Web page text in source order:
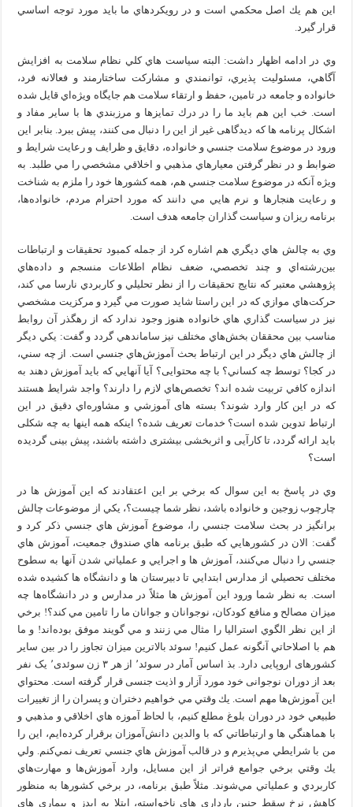
اين هم يك اصل محكمي است و در رويكردهاي ما بايد مورد توجه اساسي
قرار گیرد.
وي در ادامه اظهار داشت: البته سياست‌ هاي كلي نظام سلامت به افزايش
آگاهي، مسئوليت پذيري، توانمندي و مشاركت ساختارمند و فعالانه فرد،
خانواده و جامعه در تامين، حفظ و ارتقاء سلامت هم جايگاه ويژه‌اي قايل شده
است. خب اين هم بايد ما را در درك تمايزها و مرزبندي‌ ها با سایر مفاد و
اشکال پرنامه ها که دیدگاهی غیر از این را دنبال می کنند، پيش ببرد. بنابر اين
ورود در موضوع سلامت جنسي و خانواده، دقايق و ظرايف و رعايت شرايط و
ضوابط و در نظر گرفتن معيارهاي مذهبي و اخلاقي مشخصي را مي‌ طلبد. به
ويژه آنکه در موضوع سلامت جنسي هم، همه كشورها خود را ملزم به شناخت
و رعايت هنجارها و نرم‌ هايي مي‌ دانند كه مورد احترام مردم، خانواده‌ها،
برنامه‌ ريزان و سياست گذاران جامعه هدف است.
وي به چالش‌ هاي ديگري هم اشاره كرد از جمله كمبود تحقيقات و ارتباطات
بين‌رشته‌اي و چند تخصصي، ضعف نظام اطلاعات منسجم و داده‌هاي
پژوهشي معتبر كه نتايج تحقيقات را از نظر تحليلي و كاربردي نارسا مي‌ كند،
حركت‌هاي موازي كه در اين راستا شايد صورت مي‌ گيرد و مركزيت مشخصي
نيز در سياست‌ گذاري‌ هاي خانواده هنوز وجود ندارد كه از رهگذر آن روابط
مناسب بين محققان بخش‌هاي مختلف نيز ساماندهي گردد و گفت: يكي ديگر
از چالش‌ هاي ديگر در اين ارتباط بحث آموزش‌هاي جنسي است. از چه سني،
در كجا؟ توسط چه كساني؟ با چه محتوایی؟ آيا آنهايي كه بايد آموزش دهند به
اندازه كافي تربیت شده اند؟ تخصص‌هاي لازم را دارند؟ واجد شرايط هستند
كه در اين كار وارد شوند؟ بسته های آموزشي و مشاوره‌اي دقيق در اين
ارتباط تدوين شده است؟ خدمات تعریف شده؟ اینکه همه اینها به چه شکلی
باید ارائه گردد، تا کارآیی و اثربخشی بیشتری داشته باشند، پیش بینی گردیده
است؟
وي در پاسخ به اين سوال كه برخي بر اين اعتقادند که این آموزش ها در
چارچوب زوجین و خانواده باشد، نظر شما چیست؟، يكي از موضوعات چالش
برانگيز در بحث سلامت جنسي را، موضوع آموزش‌ هاي جنسي ذکر کرد و
گفت: الان در كشورهايي كه طبق برنامه‌ هاي صندوق جمعيت، آموزش‌ هاي
جنسي را دنبال مي‌كنند، آموزش‌ ها و اجرايي و عملياتي شدن آنها به سطوح
مختلف تحصيلي از مدارس ابتدايي تا دبيرستان ها و دانشگاه‌ ها كشيده شده
است. به نظر شما ورود اين آموزش‌ ها مثلاً در مدارس و در دانشگاه‌ها چه
ميزان مصالح و منافع كودكان، نوجوانان و جوانان ما را تامين مي‌ كند؟! برخي
از اين نظر الگوي استراليا را مثال مي‌ زنند و مي‌ گويند موفق بوده‌اند! و ما
هم با اصلاحاتي آنگونه عمل كنيم! سوئد بالاترین میزان تجاوز را در بین سایر
کشورهای اروپایی دارد. بذ اساس آمار در سوئد٬ از هر ۳ زن سوئدی٬ یک نفر
بعد از دوران نوجوانی خود مورد آزار و اذیت جنسی قرار گرفته است. محتواي
اين آموزش‌ها مهم است. يك وقتي مي‌ خواهيم دختران و پسران را از تغييرات
طبيعي خود در دوران بلوغ مطلع كنيم، با لحاظ آموزه‌ هاي اخلاقي و مذهبي و
با هماهنگي‌ ها و ارتباطاتي كه با والدين دانش‌آموزان برقرار كرده‌ايم، اين را
من با شرايطي مي‌پذيرم و در قالب آموزش‌ هاي جنسي تعريف نمي‌كنم. ولي
يك وقتي برخي جوامع فراتر از اين مسايل، وارد آموزش‌ها و مهارت‌هاي
كاربردي و عملياتي مي‌شوند. مثلاً طبق برنامه، در برخي كشورها به منظور
كاهش نرخ سقط جنين بارداري‌ هاي ناخواسته، ابتلا به ايدز و بيماري‌ هاي